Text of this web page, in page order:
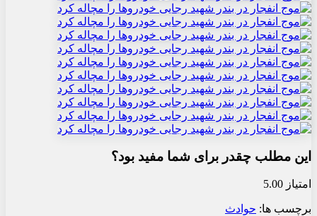
این مطلب چقدر برای شما مفید بود؟
امتیاز 5.00
برچسب ها: حوادث